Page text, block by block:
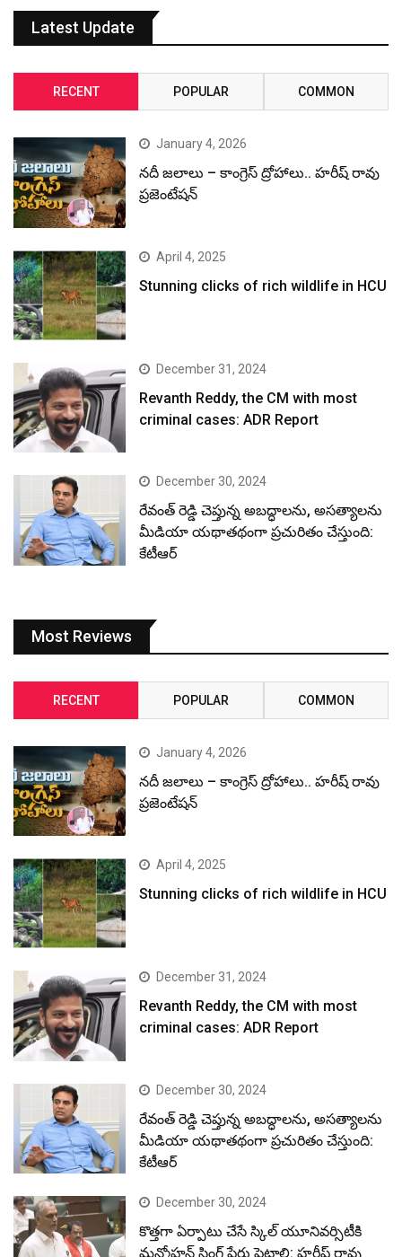
Latest Update
RECENT POPULAR COMMON
January 4, 2026
నదీ జలాలు – కాంగ్రెస్ ద్రోహాలు.. హరీష్ రావు
ప్రజెంటేషన్
April 4, 2025
Stunning clicks of rich wildlife in HCU
December 31, 2024
Revanth Reddy, the CM with most
criminal cases: ADR Report
December 30, 2024
రేవంత్ రెడ్డి చెప్తున్న అబద్ధాలను, అసత్యాలను
మీడియా యథాతథంగా ప్రచురితం చేస్తుంది:
కేటీఆర్
Most Reviews
RECENT POPULAR COMMON
January 4, 2026
నదీ జలాలు – కాంగ్రెస్ ద్రోహాలు.. హరీష్ రావు
ప్రజెంటేషన్
April 4, 2025
Stunning clicks of rich wildlife in HCU
December 31, 2024
Revanth Reddy, the CM with most
criminal cases: ADR Report
December 30, 2024
రేవంత్ రెడ్డి చెప్తున్న అబద్ధాలను, అసత్యాలను
మీడియా యథాతథంగా ప్రచురితం చేస్తుంది:
కేటీఆర్
December 30, 2024
కొత్తగా ఏర్పాటు చేసే స్కిల్ యూనివర్సిటీకి
మన్మోహన్ సింగ్ పేరు పెట్టాలి: హరీష్ రావు